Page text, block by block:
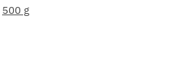
500 g